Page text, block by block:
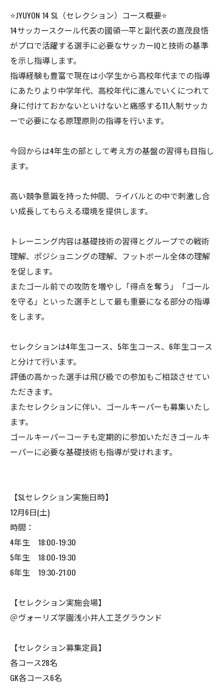
⭐️JYUYON 14 SL（セレクション）コース概要⭐️
14サッカースクール代表の國領一平と副代表の嘉茂良悟
がプロで活躍する選手に必要なサッカーIQと技術の基準
を示し指導します。
指導経験も豊富で現在は小学生から高校年代までの指導
にあたりより中学年代、高校年代に進んでいくにつれて
身に付けておかないといけないと痛感する11人制サッカ
ーで必要になる原理原則の指導を行います。
今回からは4年生の部として考え方の基盤の習得も目指し
ます。
高い競争意識を持った仲間、ライバルとの中で刺激し合
い成長してもらえる環境を提供します。
トレーニング内容は基礎技術の習得とグループでの戦術
理解、ポジショニングの理解、フットボール全体の理解
を促します。
またゴール前での攻防を増やし「得点を奪う」「ゴール
を守る」といった選手として最も重要になる部分の指導
をします。
セレクションは4年生コース、5年生コース、6年生コース
と分けて行います。
評価の高かった選手は飛び級での参加もご相談させてい
ただきます。
またセレクションに伴い、ゴールキーパーも募集いたし
ます。
ゴールキーパーコーチも定期的に参加いただきゴールキ
ーパーに必要な基礎技術も指導が受けれます。
【SLセレクション実施日時】
12月6日(土)
時間：
4年生 18:00-19:30
5年生 18:00-19:30
6年生 19:30-21:00
【セレクション実施会場】
＠ヴォーリズ学園浅小井人工芝グラウンド
【セレクション募集定員】
各コース28名
GK各コース6名